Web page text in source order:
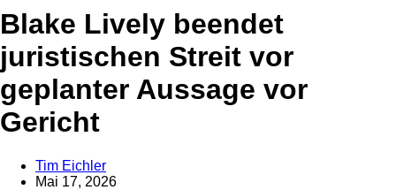
Blake Lively beendet
juristischen Streit vor
geplanter Aussage vor
Gericht
Tim Eichler
Mai 17, 2026